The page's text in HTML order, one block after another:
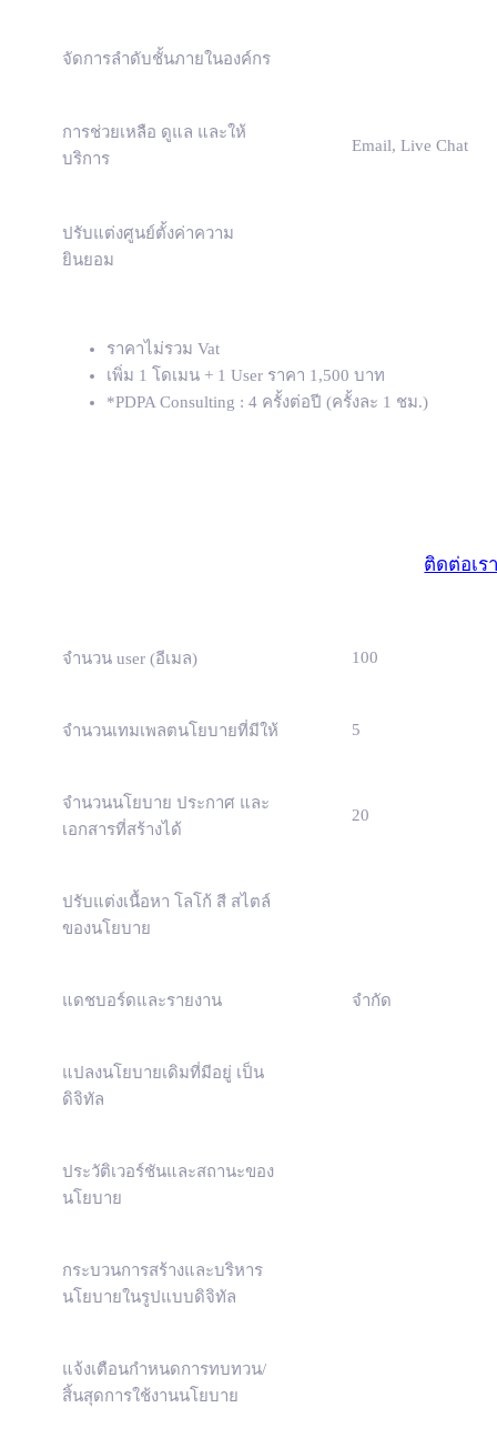
จัดการลำดับชั้นภายในองค์กร
การช่วยเหลือ ดูแล และให้
บริการ
Email, Live Chat
ปรับแต่งศูนย์ตั้งค่าความ
ยินยอม
ราคาไม่รวม Vat
เพิ่ม 1 โดเมน + 1 User ราคา 1,500 บาท
*PDPA Consulting : 4 ครั้งต่อปี (ครั้งละ 1 ชม.)
ติดต่อเร
จำนวน user (อีเมล) 100
จำนวนเทมเพลตนโยบายที่มีให้ 5
จำนวนนโยบาย ประกาศ และ
เอกสารที่สร้างได้
20
ปรับแต่งเนื้อหา โลโก้ สี สไตล์
ของนโยบาย
แดชบอร์ดและรายงาน จำกัด
แปลงนโยบายเดิมที่มีอยู่ เป็น
ดิจิทัล
ประวัติเวอร์ชันและสถานะของ
นโยบาย
กระบวนการสร้างและบริหาร
นโยบายในรูปแบบดิจิทัล
แจ้งเตือนกำหนดการทบทวน/
สิ้นสุดการใช้งานนโยบาย